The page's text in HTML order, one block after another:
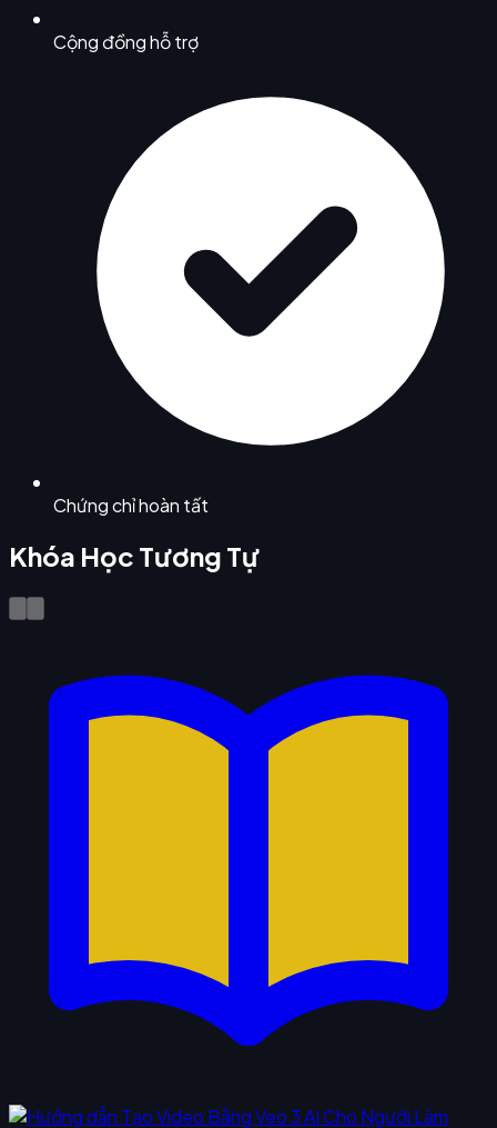
Cộng đồng hỗ trợ
Chứng chỉ hoàn tất
Khóa Học Tương Tự